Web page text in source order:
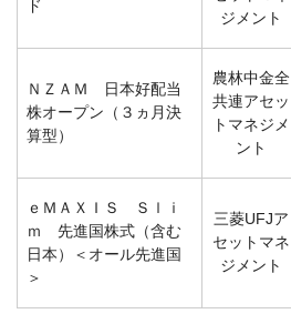
ド
ジメント
ＮＺＡＭ 日本好配当
株オープン（３ヵ月決
算型）
農林中金全
共連アセッ
トマネジメ
ント
ｅＭＡＸＩＳ Ｓｌｉ
ｍ 先進国株式（含む
日本）＜オール先進国
＞
三菱UFJア
セットマネ
ジメント